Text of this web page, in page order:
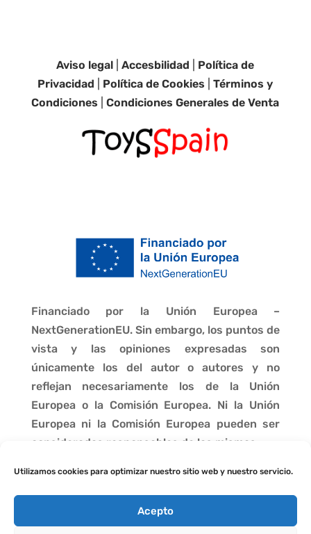
Utilizamos cookies para optimizar nuestro sitio web y nuestro servicio.
Acepto
Aviso legal |Accesbilidad
Política de
Privacidad
Política de Cookies |Términos y
Condiciones |Condiciones Generales de Venta
Financiado por la Unión Europea –
NextGenerationEU. Sin embargo, los puntos de
vista y las opiniones expresadas son
únicamente los del autor o autores y no
reflejan necesariamente los de la Unión
Europea o la Comisión Europea. Ni la Unión
Europea ni la Comisión Europea pueden ser
consideradas responsables de las mismas.